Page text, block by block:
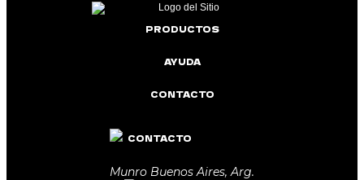
PRODUCTOS
AYUDA
CONTACTO
CONTACTO
Munro Buenos Aires, Arg.